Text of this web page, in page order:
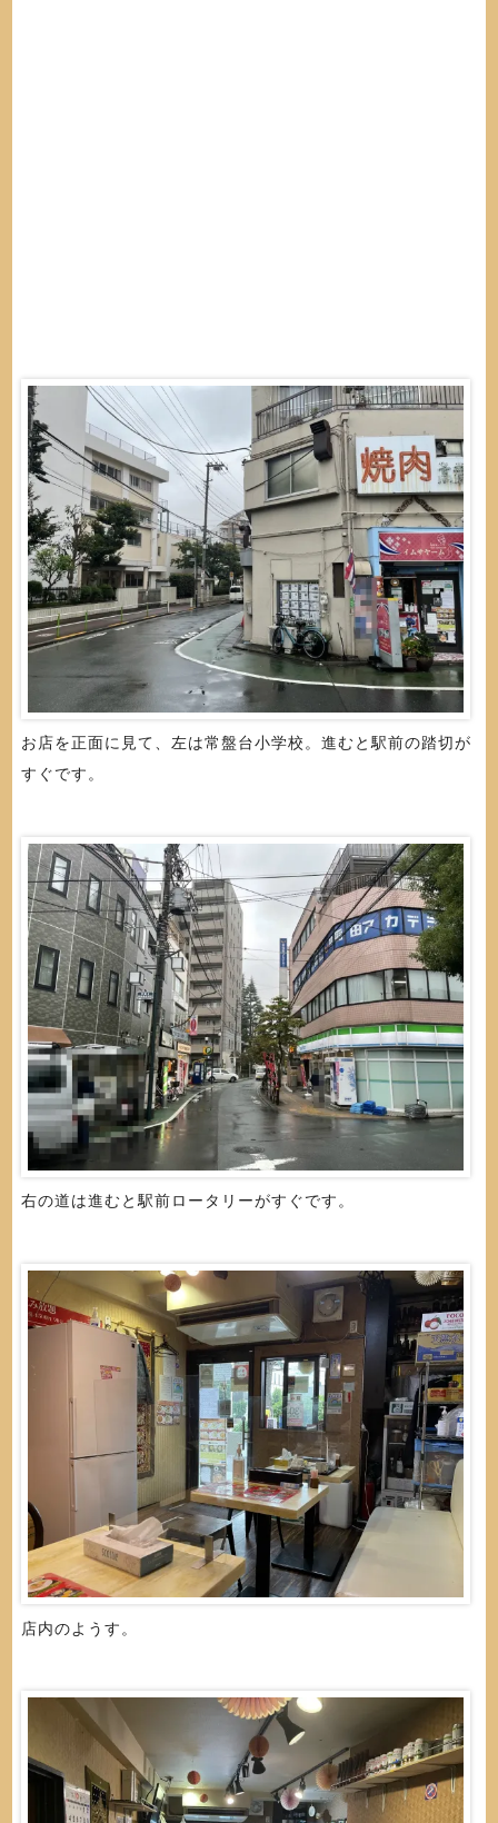
お店を正面に見て、左は常盤台小学校。進むと駅前の踏切が
すぐです。
右の道は進むと駅前ロータリーがすぐです。
店内のようす。